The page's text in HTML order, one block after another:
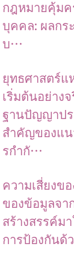
กฎหมายคุ้ม
บุคคล: ผลกร
บ…
ยุทธศาสตร์แ
เริ่มต้นอย่าง
ฐานปัญญาป
สำคัญของแน
รกำกั…
ความเสี่ยงข
ของข้อมูลจา
สร้างสรรค์ม
การป้องกันด้